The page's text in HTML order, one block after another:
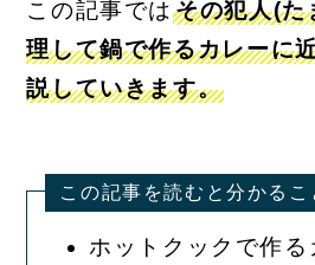
この記事ではその犯人(た
理して鍋で作るカレーに
説していきます。
この記事を読むと分かるこ
ホットクックで作